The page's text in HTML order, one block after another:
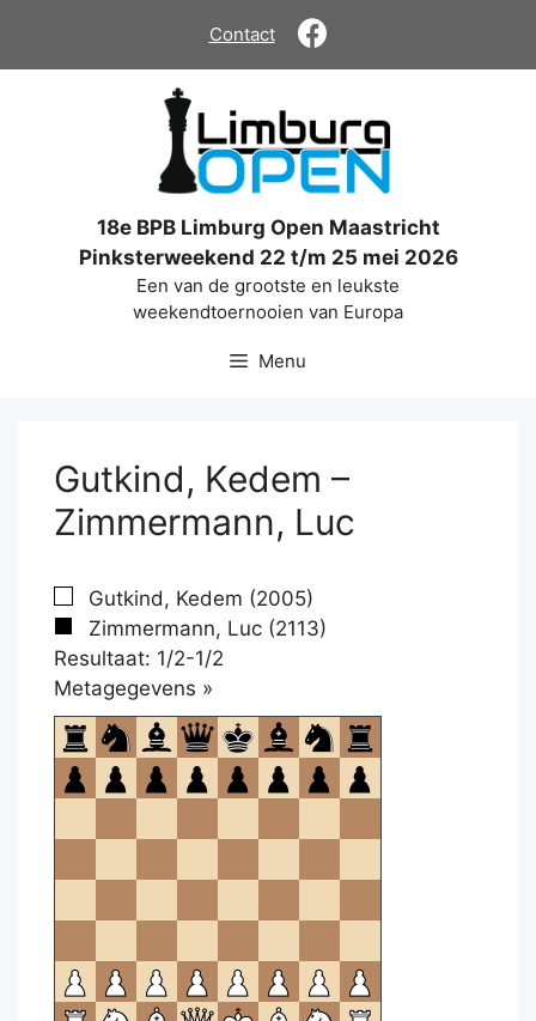
de
Contact
18e BPB Limburg Open Maastricht
Pinksterweekend 22 t/m 25 mei 2026
Een van de grootste en leukste
weekendtoernooien van Europa
Menu
Gutkind, Kedem –
Zimmermann, Luc
Gutkind, Kedem (2005)
Zimmermann, Luc (2113)
Resultaat: 1/2-1/2
Metagegevens »
om
te
openen.